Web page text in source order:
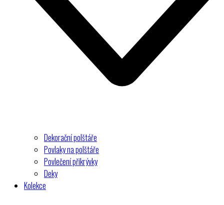
Dekorační polštáře
Povlaky na polštáře
Povlečení přikrývky
Deky
Kolekce